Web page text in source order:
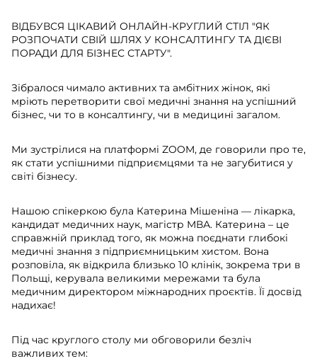
ВІДБУВСЯ ЦІКАВИЙ ОНЛАЙН-КРУГЛИЙ СТІЛ "ЯК
РОЗПОЧАТИ СВІЙ ШЛЯХ У КОНСАЛТИНГУ ТА ДІЄВІ
ПОРАДИ ДЛЯ БІЗНЕС СТАРТУ".
Зібралося чимало активних та амбітних жінок, які
мріють перетворити свої медичні знання на успішний
бізнес, чи то в консалтингу, чи в медицині загалом.
Ми зустрілися на платформі ZOOM, де говорили про те,
як стати успішними підприємцями та не загубитися у
світі бізнесу.
Нашою спікеркою була Катерина Мішеніна — лікарка,
кандидат медичних наук, магістр МВА. Катерина – це
справжній приклад того, як можна поєднати глибокі
медичні знання з підприємницьким хистом. Вона
розповіла, як відкрила близько 10 клінік, зокрема три в
Польщі, керувала великими мережами та була
медичним директором міжнародних проєктів. Її досвід
надихає!
Під час круглого столу ми обговорили безліч
важливих тем: